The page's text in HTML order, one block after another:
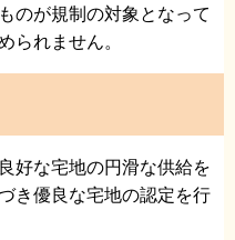
のが規制の対象となって
られません。
好な宅地の円滑な供給を
き優良な宅地の認定を行